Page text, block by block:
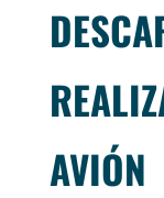
AVIÓN